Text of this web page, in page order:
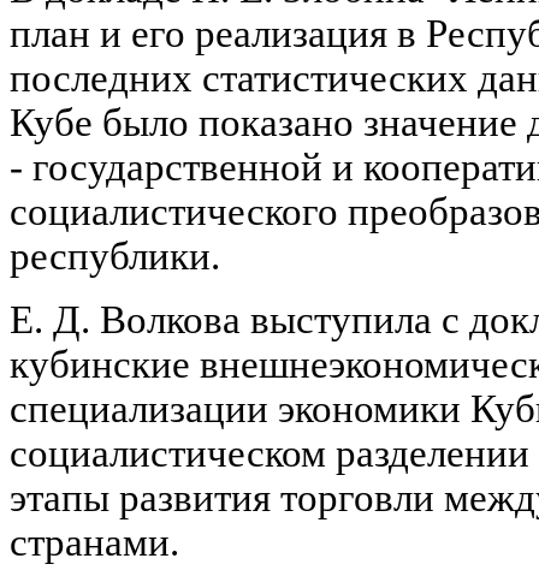
план и его реализация в
последних статистических
Кубе было показано значение
- государственной и
социалистического
республики.
Е. Д. Волкова выступила с
кубинские
специализации экономики
социалистическом
этапы развития торговли
странами.